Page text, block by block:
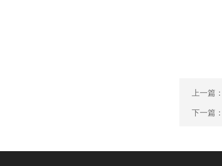
上一篇
下一篇